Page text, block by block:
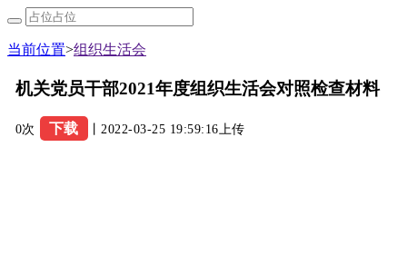
当前位置>组织生活会
机关党员干部2021年度组织生活会对照检查材料
0次 下载 丨2022-03-25 19:59:16上传